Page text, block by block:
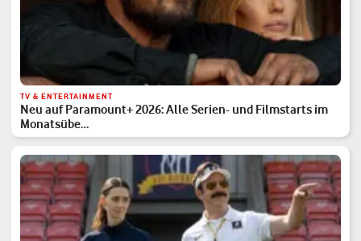
TV & ENTERTAINMENT
Neu auf Paramount+ 2026: Alle Serien- und Filmstarts im
Monatsübe…